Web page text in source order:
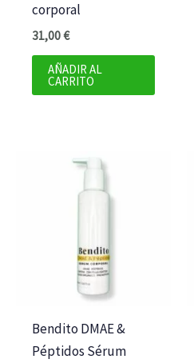
corporal
31,00€
AÑADIR AL
CARRITO
Bendito DMAE &
Péptidos Sérum